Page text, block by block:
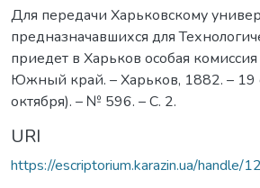
Для передачи Харьковскому
предназначавшихся для
приедет в Харьков особая
Южный край. – Харьков, 1882. – 19
октября). – № 596. – С. 2.
URI
https://escriptorium.karazin.ua/